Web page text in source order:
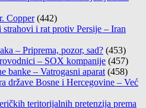
Copper (442)
i rat protiv Persije – Iran
– Priprema, pozor, sad? (453)
– SOX kompanije (457)
banke – Vatrogasni aparat (458)
države Bosne i Hercegovine – Već
teritorijalnih pretenzija prema